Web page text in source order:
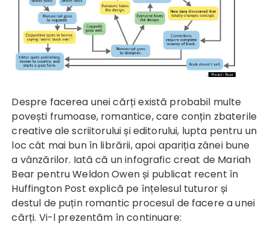
Despre facerea unei cărți există probabil multe
povești frumoase, romantice, care conțin zbaterile
creative ale scriitorului și editorului, lupta pentru un
loc cât mai bun în librării, apoi apariția zânei bune
a vânzărilor. Iată că un infografic creat de Mariah
Bear pentru Weldon Owen și publicat recent în
Huffington Post explică pe înțelesul tuturor și
destul de puțin romantic procesul de facere a unei
cărți. Vi-l prezentăm în continuare: